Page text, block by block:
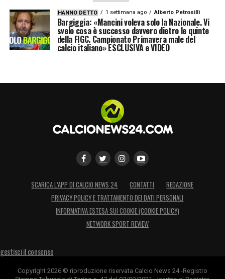
HANNO DETTO 1 settimana ago Alberto Petrosilli
Bargiggia: «Mancini voleva solo la Nazionale. Vi
svelo cosa è successo davvero dietro le quinte
della FIGC. Campionato Primavera male del
calcio italiano» ESCLUSIVA e VIDEO
SCARICA L’APP DI CALCIO NEWS 24 CONTATTI
REDAZIONE
PRIVACY POLICY E TRATTAMENTO DEI DATI PERSONALI
INFORMATIVA ESTESA SUI COOKIE (COOKIE POLICY)
NETWORK SPORT REVIEW
gestisci il consenso
Copyright 2026 © riproduzione riservata Calcio News 24 -Registro